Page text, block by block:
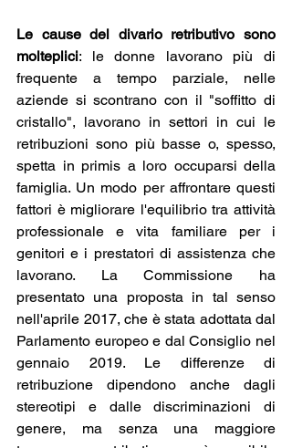
Le cause del divario retributivo sono
molteplici: le donne lavorano più di
frequente a tempo parziale, nelle
aziende si scontrano con il "soffitto di
cristallo", lavorano in settori in cui le
retribuzioni sono più basse o, spesso,
spetta in primis a loro occuparsi della
famiglia. Un modo per affrontare questi
fattori è migliorare l'equilibrio tra attività
professionale e vita familiare per i
genitori e i prestatori di assistenza che
lavorano. La Commissione ha
presentato una proposta in tal senso
nell'aprile 2017, che è stata adottata dal
Parlamento europeo e dal Consiglio nel
gennaio 2019. Le differenze di
retribuzione dipendono anche dagli
stereotipi e dalle discriminazioni di
genere, ma senza una maggiore